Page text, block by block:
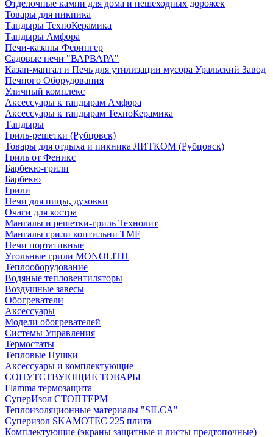
Отделочные камни для дома и пешеходных дорожек
Товары для пикника
Тандыры ТехноКерамика
Тандыры Амфора
Печи-казаны Ферингер
Садовые печи "ВАРВАРА"
Казан-мангал и Печь для утилизации мусора Уральский Завод
Печного Оборудования
Уличный комплекс
Аксессуары к тандырам Амфора
Аксессуары к тандырам ТехноКерамика
Тандыры
Гриль-решетки (Рубцовск)
Товары для отдыха и пикника ЛИТКОМ (Рубцовск)
Гриль от Феникс
Барбекю-грили
Барбекю
Грили
Печи для пицы, духовки
Очаги для костра
Мангалы и решетки-гриль Технолит
Мангалы грили коптильни TMF
Печи портативные
Угольные грили MONOLITH
Теплооборудование
Водяные тепловентиляторы
Воздушные завесы
Обогреватели
Аксессуары
Модели обогревателей
Системы Управления
Термостаты
Тепловые Пушки
Аксессуары и комплектующие
СОПУТСТВУЮЩИЕ ТОВАРЫ
Flamma термозащита
СуперИзол СТОПТЕРМ
Теплоизоляционные материалы "SILCA"
Суперизол SKAMOTEC 225 плита
Комплектующие (экраны защитные и листы предтопочные)